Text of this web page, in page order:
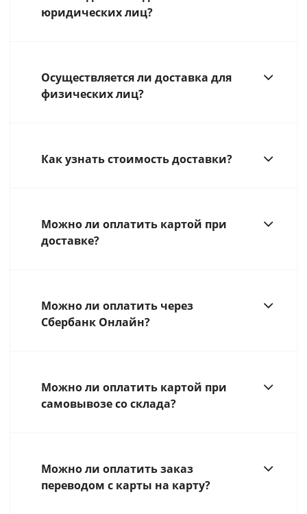
юридических лиц?
Осуществляется ли доставка для
физических лиц?
Как узнать стоимость доставки?
Можно ли оплатить картой при
доставке?
Можно ли оплатить через
Сбербанк Онлайн?
Можно ли оплатить картой при
самовывозе со склада?
Можно ли оплатить заказ
переводом с карты на карту?